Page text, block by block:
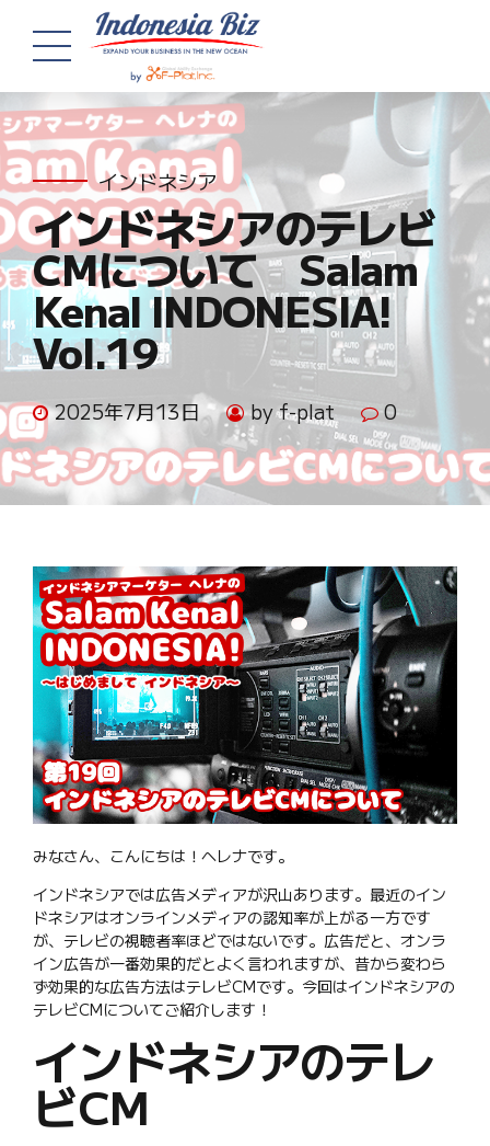
インドネシア
インドネシアのテレビ
CMについて Salam
Kenal INDONESIA!
Vol.19
2025年7月13日 by f-plat 0
みなさん、こんにちは！ヘレナです。
インドネシアでは広告メディアが沢山あります。最近のイン
ドネシアはオンラインメディアの認知率が上がる一方です
が、テレビの視聴者率ほどではないです。広告だと、オンラ
イン広告が一番効果的だとよく言われますが、昔から変わら
ず効果的な広告方法はテレビCMです。今回はインドネシアの
テレビCMについてご紹介します！
インドネシアのテレ
ビCM